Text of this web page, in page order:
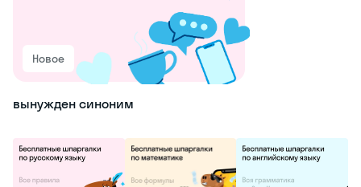
Новое
вынужден синоним